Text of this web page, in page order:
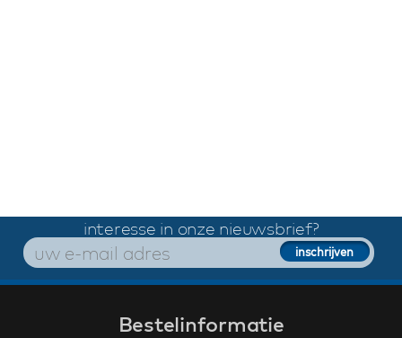
interesse in onze nieuwsbrief?
Bestelinformatie